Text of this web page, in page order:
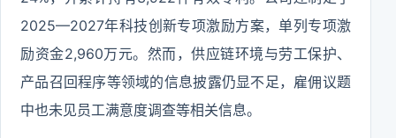
2025—2027年科技创新专项激励方案，单列专项激
励资金2,960万元。然而，供应链环境与劳工保护、
产品召回程序等领域的信息披露仍显不足，雇佣议题
中也未见员工满意度调查等相关信息。